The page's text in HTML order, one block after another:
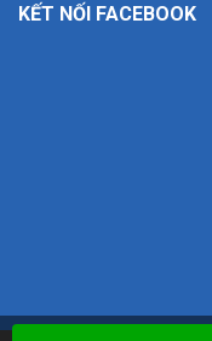
KẾT NỐI FACEBOOK